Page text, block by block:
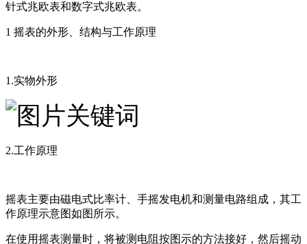
针式兆欧表和数字式兆欧表。
1 摇表的外形、结构与工作原理
1.实物外形
2.工作原理
摇表主要由磁电式比率计、手摇发电机和测量电路组成，其工
作原理示意图如图所示。
在使用摇表测量时，将被测电阻按图示的方法接好，然后摇动